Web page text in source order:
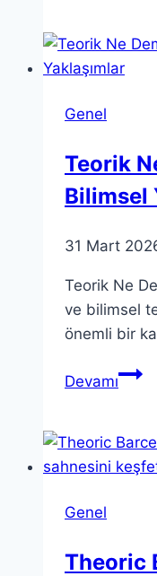
Genel
Teorik
Bilimsel
31 Mart
Teorik Ne
ve bilimsel
önemli bir
DevamıTeorik
ve
Genel
Theoric